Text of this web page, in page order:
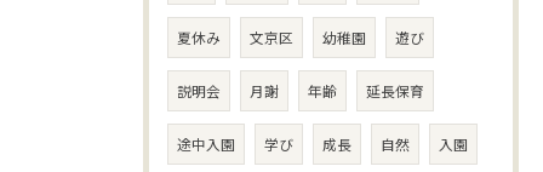
夏休み 文京区 幼稚園 遊び
説明会 月謝 年齢 延長保育
途中入園 学び 成長 自然 入園